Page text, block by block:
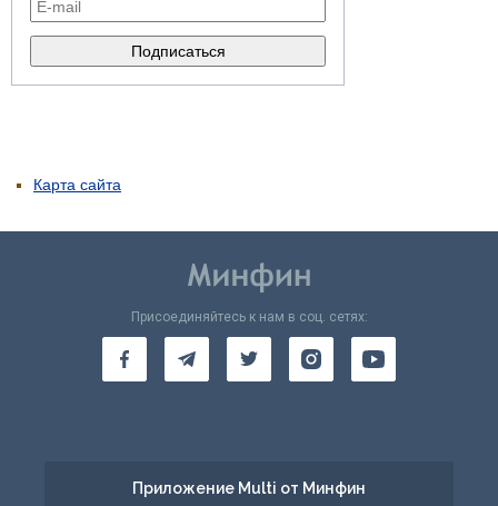
Карта сайта
Присоединяйтесь к нам в соц. сетях:
Приложение Multi от Минфин